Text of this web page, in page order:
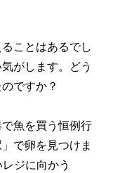
ことはあるでし
がします。どう
ですか？
で魚を買う恒例行
で卵を見つけま
ジに向かう